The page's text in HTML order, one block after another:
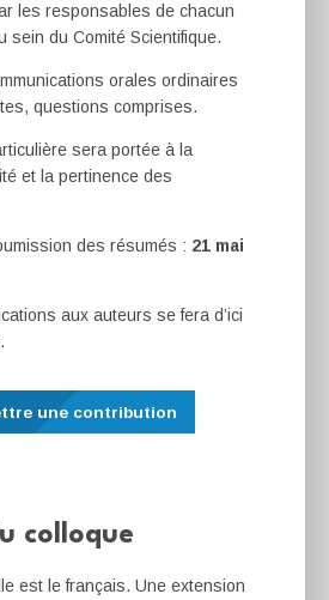
les responsables de chacun
sein du Comité Scientifique.
orales ordinaires
questions comprises.
sera portée à la
et la pertinence des
des résumés : 21 mai
aux auteurs se fera d’ici
une contribution
colloque
est le français. Une extension